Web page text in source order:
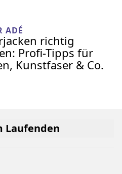
ADÉ
richtig
Profi-Tipps für
Kunstfaser & Co.
Laufenden